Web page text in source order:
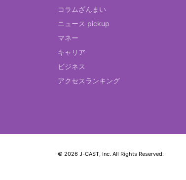
コラムざんまい
ニュース pickup
マネー
キャリア
ビジネス
アクセスランキング
© 2026 J-CAST, Inc. All Rights Reserved.